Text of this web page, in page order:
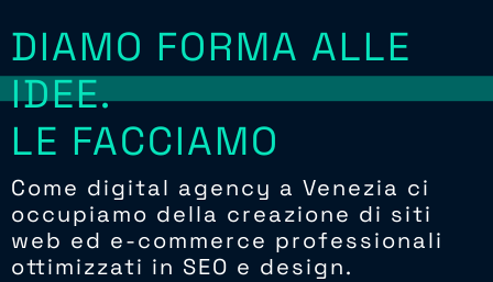
DIAMO FORMA ALLE
IDEE.
LE FACCIAMO
CRES CE
BRILL A
VEND ER
NAVIGA
GREE N
ETIC H E
Come digital agency a Venezia ci
occupiamo della creazione di siti
web ed e-commerce professionali
ottimizzati in SEO e design.